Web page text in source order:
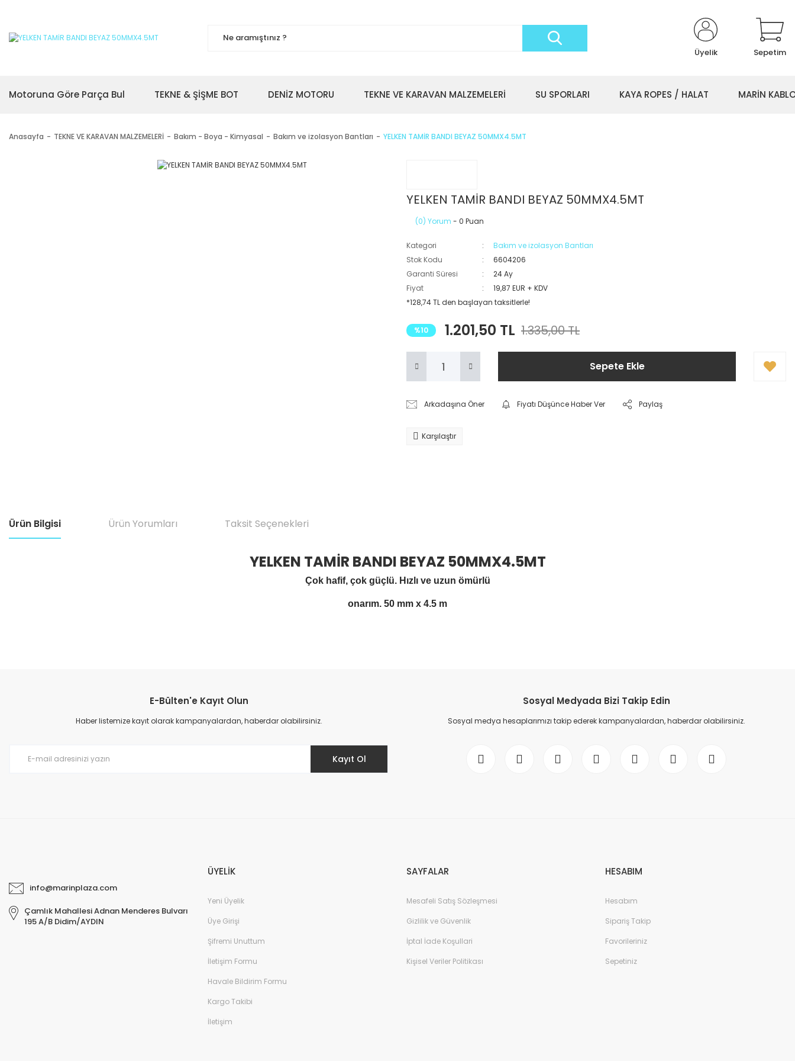
Üyelik Sepetim
Motoruna Göre Parça Bul TEKNE & ŞİŞME BOT DENİZ MOTORU TEKNE VE KARAVAN MALZEMELERİ SU SPORLARI KAYA ROPES / HALAT MARİN
Anasayfa TEKNE VE KARAVAN MALZEMELERİ Bakım - Boya - Kimyasal Bakım ve izolasyon Bantları YELKEN TAMİR BANDI BEYAZ 50MMX4.5MT
YELKEN TAMİR BANDI BEYAZ 50MMX4.5MT
(0) Yorum - 0 Puan
Kategori
Bakım ve izolasyon Bantları
Stok Kodu
6604206
Garanti Süresi
24 Ay
Fiyat
19,87 EUR + KDV
*128,74 TL den başlayan taksitlerle!
%10 1.201,50 TL 1.335,00 TL
Sepete Ekle
Arkadaşına Öner Fiyatı Düşünce Haber Ver Paylaş
Karşılaştır
Ürün Bilgisi Ürün Yorumları Taksit Seçenekleri
YELKEN TAMİR BANDI BEYAZ 50MMX4.5MT
Çok hafif, çok güçlü. Hızlı ve uzun ömürlü
onarım. 50 mm x 4.5 m
E-Bülten'e Kayıt Olun
Haber listemize kayıt olarak kampanyalardan, haberdar olabilirsiniz.
Kayıt Ol
Sosyal Medyada Bizi Takip Edin
Sosyal medya hesaplarımızı takip ederek kampanyalardan, haberdar olabilirsiniz.
info@marinplaza.com
Çamlık Mahallesi Adnan Menderes Bulvarı
195 A/B Didim/AYDIN
ÜYELİK
Yeni Üyelik
Üye Girişi
Şifremi Unuttum
İletişim Formu
Havale Bildirim Formu
Kargo Takibi
İletişim
SAYFALAR
Mesafeli Satış Sözleşmesi
Gizlilik ve Güvenlik
İptal İade Koşullari
Kişisel Veriler Politikası
HESABIM
Hesabım
Sipariş Takip
Favorileriniz
Sepetiniz